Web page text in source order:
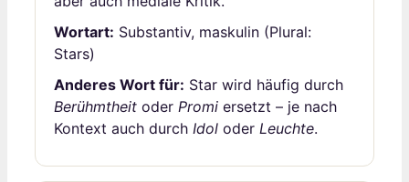
Wortart: Substantiv, maskulin (Plural:
Stars)
Anderes Wort für: Star wird häufig durch
Berühmtheit oder Promi ersetzt – je nach
Kontext auch durch Idol oder Leuchte.